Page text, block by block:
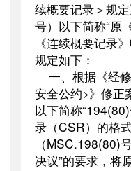
续概要记录＞规
号）以下简称“原
《连续概要记录
规定如下：
一、根据《经
安全公约>》修正
以下简称“194(80)
录（CSR）的格
（MSC.198(80)
决议”的要求，将